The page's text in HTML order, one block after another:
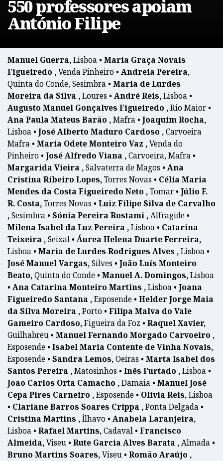
550 professores apoiam
António Filipe
Manuel Guerra,Lisboa • Maria Graça Novais
Figueiredo ,Venda Pinheiro • Andreia Pereira,
Quinta do Conde, Sesimbra • Maria de Lurdes
Moreira da Silva ,Loures • André Reis,Lisboa •
Augusto Manuel Gonçalves Figueiredo ,Rio Maior •
Ana Paula Mateus Barão ,Mafra • Joaquim Rocha,
Lisboa • José Alberto Maduro Cardoso ,Carvoeira
Mafra • Maria Odete Monteiro Vaz ,Venda do
Pinheiro • José Alfredo Viana ,Carvoeira, Mafra •
Margarida Vieira ,Salvaterra de Magos • Ana
Cristina Ribeiro Lopes,Torres Novas • Célia Maria
Mendes da Costa Figueiredo Neto ,Tomar • Júlio F.
R. Costa,Torres Novas • Luiz Filipe Silva de Carvalho
,Sesimbra • Sónia Pereira Rostami ,Alfragide •
Milena Isabel da Luz Pereira ,Lisboa • Catarina
Teixeira ,Seixal • Áurea Helena Duarte Ferreira,
Lisboa • Maria de Lurdes Rodrigues Alves ,Lisboa •
José Manuel Vargas,Silves • João Luís Monteiro
Beato,Quinta do Conde • Manuel A. Domingos,Lisboa
• Ana Catarina Monteiro Martins ,Lisboa • Joana
Figueiredo Santana ,Esposende • Helder Jorge Maia
da Silva Moreira ,Porto • Filipa Malva do Vale
Gameiro Cardoso,Figueira da Foz • Raquel Xavier,
Guilhabreu • Manuel Fernando Morgado Carvoeiro ,
Esposende • Isabel Maria Contente de Vinha Novais,
Esposende • Sandra Lemos,Oeiras • Marta Isabel dos
Santos Pereira ,Matosinhos • Inês Furtado ,Lisboa •
João Carlos Orta Camacho ,Damaia • Manuel José
Cepa Pires Carneiro ,Esposende • Olívia Reis,Lisboa
• Clariane Barros Soares Crippa ,Ponta Delgada •
Cristina Martins ,Ílhavo • Anabela Laranjeira,
Lisboa • Rafael Martins,Cadaval • Francisco
Almeida,Viseu • Rute Garcia Alves Barata ,Almada •
Bruno Martins Soares,Viseu • Romão Araújo ,